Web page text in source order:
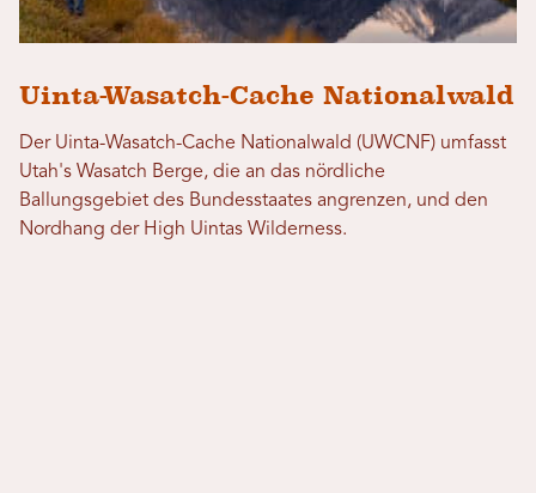
Uinta-Wasatch-Cache Nationalwald
Der Uinta-Wasatch-Cache Nationalwald (UWCNF) umfasst
Utah's Wasatch Berge, die an das nördliche
Ballungsgebiet des Bundesstaates angrenzen, und den
Nordhang der High Uintas Wilderness.